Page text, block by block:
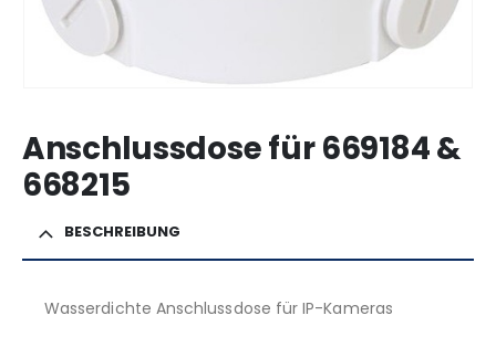
Anschlussdose für 669184 &
668215
BESCHREIBUNG
Wasserdichte Anschlussdose für IP-Kameras